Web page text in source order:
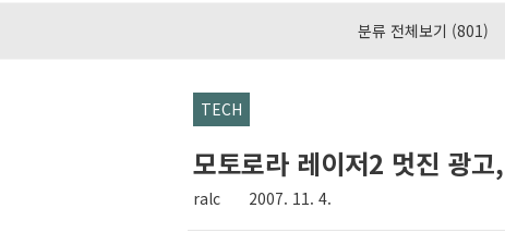
분류 전체보기 (801)
TECH
모토로라 레이저2 멋진 광
ralc 2007. 11. 4.